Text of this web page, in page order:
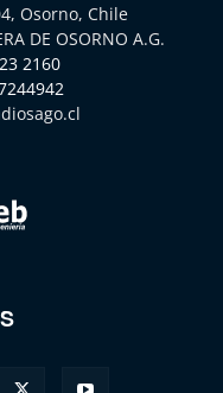
Osorno, Chile
DE OSORNO A.G.
2160